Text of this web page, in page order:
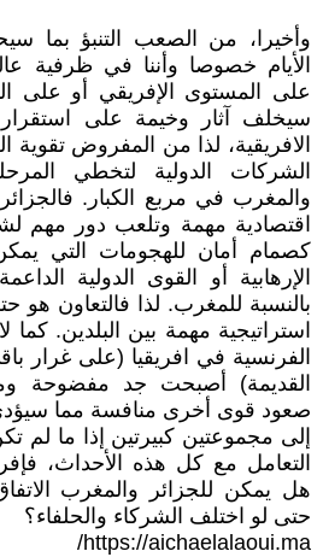
وأخيرا، من الصعب التنبؤ بما
الأيام خصوصا وأننا في ظرفية
على المستوى الإفريقي أو على
سيخلف آثار وخيمة على
الافريقية، لذا من المفروض تقوية
الشركات الدولية لتخطي
والمغرب في مربع الكبار.
اقتصادية مهمة وتلعب دور مهم
كصمام أمان للهجومات التي
الإرهابية أو القوى الدولية
بالنسبة للمغرب. لذا فالتعاون هو
استراتيجية مهمة بين البلدين. كما
الفرنسية في افريقيا (على غرار
القديمة) أصبحت جد مفضوحة
صعود قوى أخرى منافسة مما سيؤدي
إلى مجموعتين كبيرتين إذا ما لم
التعامل مع كل هذه الأحداث،
هل يمكن للجزائر والمغرب
حتى لو اختلف الشركاء والحلفاء؟
https://aichaelalaoui.ma/